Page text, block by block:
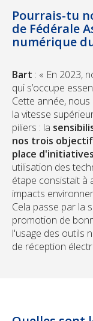
Pourrais-tu
de Fédérale
numérique
Bart : « En 2023,
qui s’occupe
Cette année,
la vitesse
piliers : la
nos trois
place d'initiatives
utilisation des
étape consistait à
impacts
Cela passe par la
promotion de
l'usage des outils
de réception